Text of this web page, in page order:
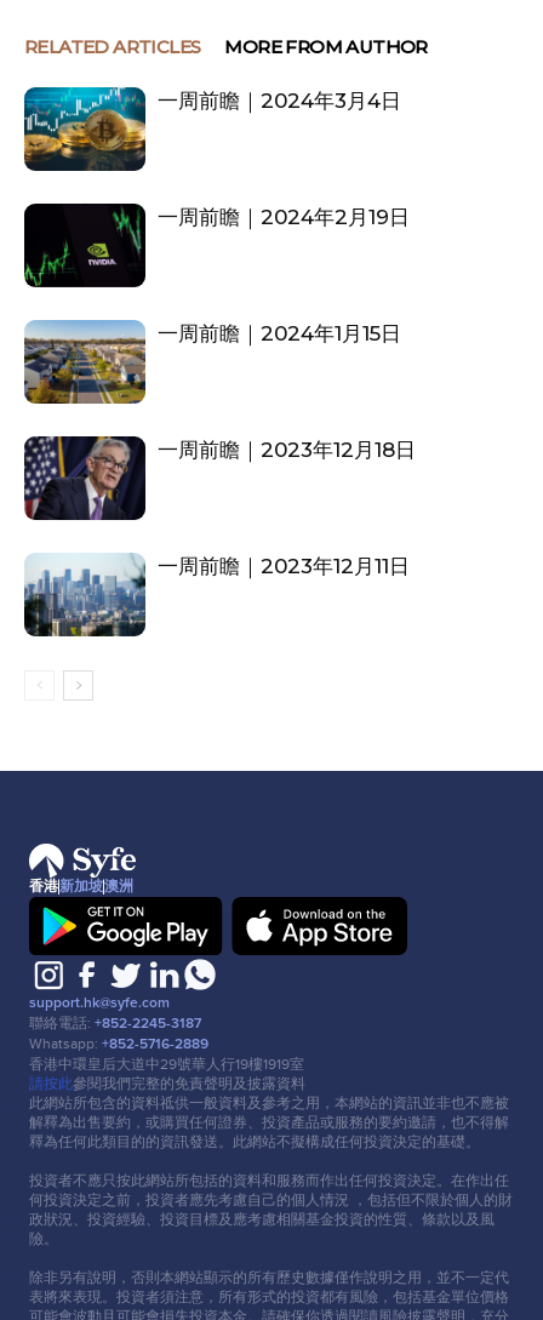
RELATED ARTICLES MORE FROM AUTHOR
一周前瞻｜2024年3月4日
一周前瞻｜2024年2月19日
一周前瞻｜2024年1月15日
一周前瞻｜2023年12月18日
一周前瞻｜2023年12月11日
香港新加坡澳洲
support.hk@syfe.com
聯絡電話: +852-2245-3187
Whatsapp: +852-5716-2889
香港中環皇后⼤道中29號華⼈⾏19樓1919室
請按此參閱我們完整的免責聲明及披露資料
此網站所包含的資料祗供⼀般資料及參考之⽤，本網站的資訊並非也不應被
解釋為出售要約，或購買任何證券、投資產品或服務的要約邀請，也不得解
釋為任何此類⽬的的資訊發送。此網站不擬構成任何投資決定的基礎。
投資者不應只按此網站所包括的資料和服務⽽作出任何投資決定。在作出任
何投資決定之前，投資者應先考慮⾃⼰的個⼈情況 ，包括但不限於個⼈的財
政狀況、投資經驗、投資⽬標及應考慮相關基⾦投資的性質、條款以及風
險。
除非另有說明，否則本網站顯示的所有歷史數據僅作說明之⽤，並不⼀定代
表將來表現。投資者須注意，所有形式的投資都有風險，包括基⾦單位價格
可能會波動且可能會損失投資本⾦。請確保你透過閱讀風險披露聲明，充分